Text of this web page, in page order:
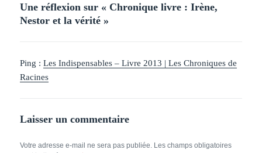
Une réflexion sur « Chronique livre : Irène,
Nestor et la vérité »
Ping :Les Indispensables – Livre 2013 | Les Chroniques de
Racines
Laisser un commentaire
Votre adresse e-mail ne sera pas publiée. Les champs obligatoires